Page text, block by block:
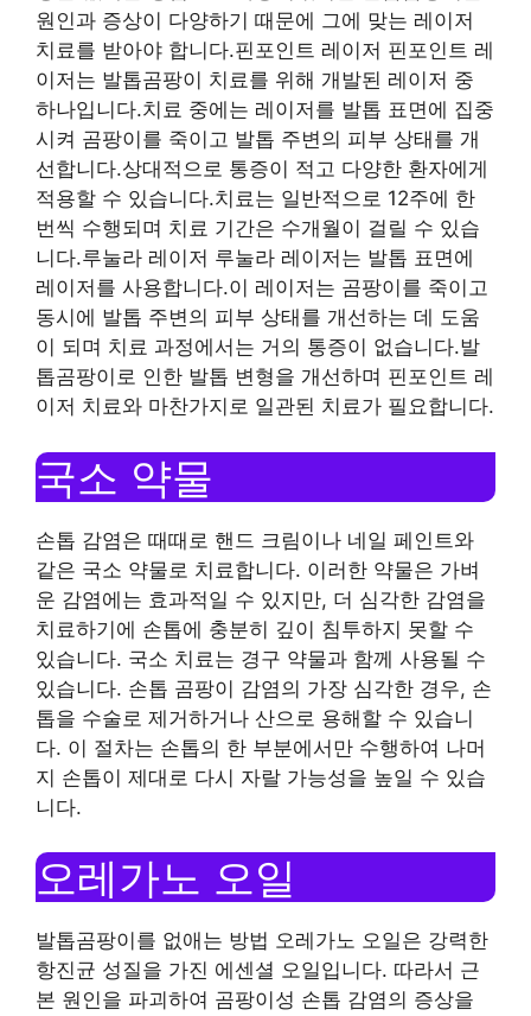
원인과 증상이 다양하기 때문에 그에 맞는 레이저
치료를 받아야 합니다.핀포인트 레이저 핀포인트 레
이저는 발톱곰팡이 치료를 위해 개발된 레이저 중
하나입니다.치료 중에는 레이저를 발톱 표면에 집중
시켜 곰팡이를 죽이고 발톱 주변의 피부 상태를 개
선합니다.상대적으로 통증이 적고 다양한 환자에게
적용할 수 있습니다.치료는 일반적으로 12주에 한
번씩 수행되며 치료 기간은 수개월이 걸릴 수 있습
니다.루눌라 레이저 루눌라 레이저는 발톱 표면에
레이저를 사용합니다.이 레이저는 곰팡이를 죽이고
동시에 발톱 주변의 피부 상태를 개선하는 데 도움
이 되며 치료 과정에서는 거의 통증이 없습니다.발
톱곰팡이로 인한 발톱 변형을 개선하며 핀포인트 레
이저 치료와 마찬가지로 일관된 치료가 필요합니다.
국소 약물
손톱 감염은 때때로 핸드 크림이나 네일 페인트와
같은 국소 약물로 치료합니다. 이러한 약물은 가벼
운 감염에는 효과적일 수 있지만, 더 심각한 감염을
치료하기에 손톱에 충분히 깊이 침투하지 못할 수
있습니다. 국소 치료는 경구 약물과 함께 사용될 수
있습니다. 손톱 곰팡이 감염의 가장 심각한 경우, 손
톱을 수술로 제거하거나 산으로 용해할 수 있습니
다. 이 절차는 손톱의 한 부분에서만 수행하여 나머
지 손톱이 제대로 다시 자랄 가능성을 높일 수 있습
니다.
오레가노 오일
발톱곰팡이를 없애는 방법 오레가노 오일은 강력한
항진균 성질을 가진 에센셜 오일입니다. 따라서 근
본 원인을 파괴하여 곰팡이성 손톱 감염의 증상을